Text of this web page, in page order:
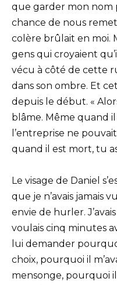
que garder mon nom
chance de nous
colère brûlait en moi.
gens qui croyaient
vécu à côté de cette
dans son ombre. Et
depuis le début. «
blâme. Même quand
l’entreprise ne
quand il est mort, tu
Le visage de Daniel
que je n’avais jamais
envie de hurler.
voulais cinq minutes
lui demander
choix, pourquoi il
mensonge, pourquoi